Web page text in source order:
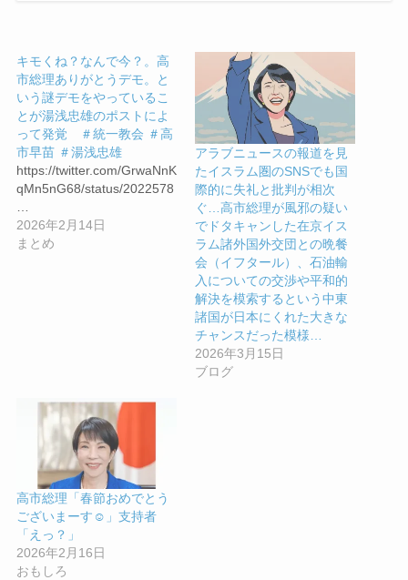
キモくね？なんで今？。高
市総理ありがとうデモ。と
いう謎デモをやっているこ
とが湯浅忠雄のポストによ
って発覚 ＃統一教会 ＃高
市早苗 ＃湯浅忠雄
https://twitter.com/GrwaNnK
qMn5nG68/status/2022578
…
2026年2月14日
まとめ
アラブニュースの報道を見
たイスラム圏のSNSでも国
際的に失礼と批判が相次
ぐ…高市総理が風邪の疑い
でドタキャンした在京イス
ラム諸外国外交団との晩餐
会（イフタール）、石油輸
入についての交渉や平和的
解決を模索するという中東
諸国が日本にくれた大きな
チャンスだった模様…
2026年3月15日
ブログ
高市総理「春節おめでとう
ございまーす☺️」支持者
「えっ？」
2026年2月16日
おもしろ